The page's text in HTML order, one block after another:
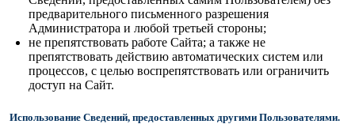
предварительного письменного разрешения
Администратора и любой третьей стороны;
не препятствовать работе Сайта; а также не
препятствовать действию автоматических систем или
процессов, с целью воспрепятствовать или ограничить
доступ на Сайт.
Использование Сведений, предоставленных другими Пользователями.